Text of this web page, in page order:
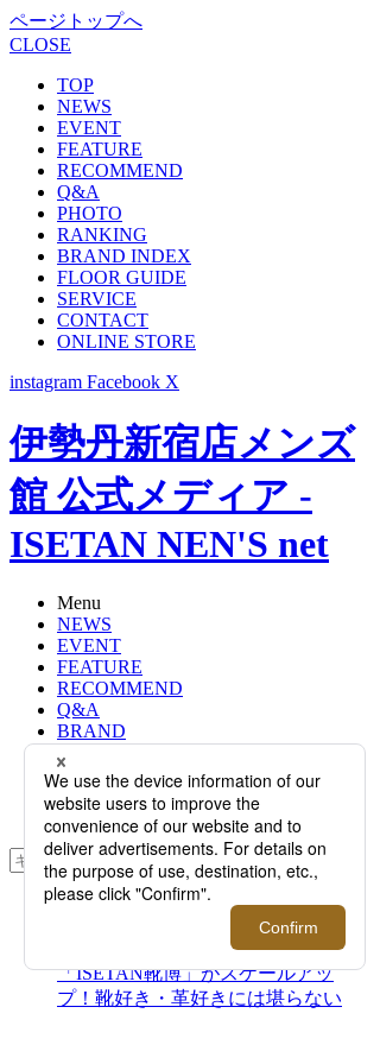
ページトップへ
CLOSE
TOP
NEWS
EVENT
FEATURE
RECOMMEND
Q&A
PHOTO
RANKING
BRAND INDEX
FLOOR GUIDE
SERVICE
CONTACT
ONLINE STORE
instagram Facebook X
伊勢丹新宿店メンズ
館 公式メディア -
ISETAN NEN'S net
Menu
NEWS
EVENT
FEATURE
RECOMMEND
Q&A
BRAND
RANKING
ONLINE STORE
SERVICE
検索
TOP
【イベント情報】2023年は
「ISETAN靴博」がスケールアッ
プ！靴好き・革好きには堪らない